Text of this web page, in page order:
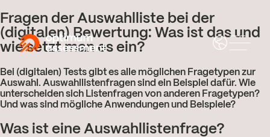
Fragen der Auswahlliste bei der
(digitalen) Bewertung: Was ist das und
wie setzt man es ein?
Bei (digitalen) Tests gibt es alle möglichen Fragetypen zur
Auswahl. Auswahllistenfragen sind ein Beispiel dafür. Wie
unterscheiden sich Listenfragen von anderen Fragetypen?
Und was sind mögliche Anwendungen und Beispiele?
Was ist eine Auswahllistenfrage?